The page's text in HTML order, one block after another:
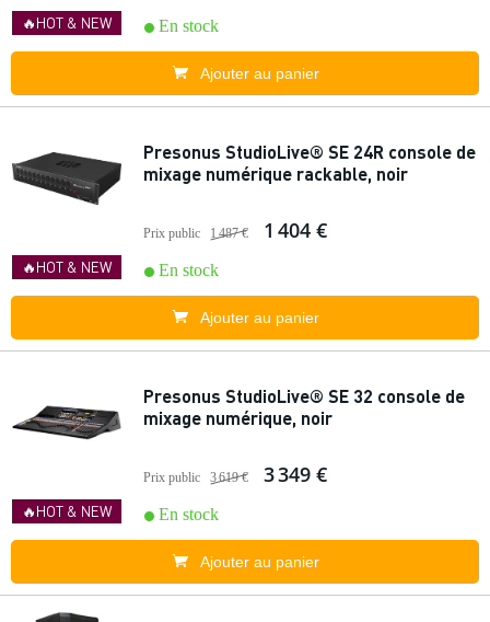
🔥HOT & NEW En stock
Ajouter au panier
🔥HOT & NEW
Presonus StudioLive® SE 24R console de
mixage numérique rackable, noir
Prix public 1 487 € 1 404 €
En stock
Ajouter au panier
🔥HOT & NEW
Presonus StudioLive® SE 32 console de
mixage numérique, noir
Prix public 3 619 € 3 349 €
En stock
Ajouter au panier